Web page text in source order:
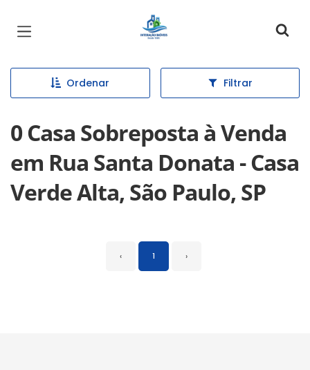
Página inicial
Ordenar Filtrar
0 Casa Sobreposta à Venda
em Rua Santa Donata - Casa
Verde Alta, São Paulo, SP
‹ 1 ›